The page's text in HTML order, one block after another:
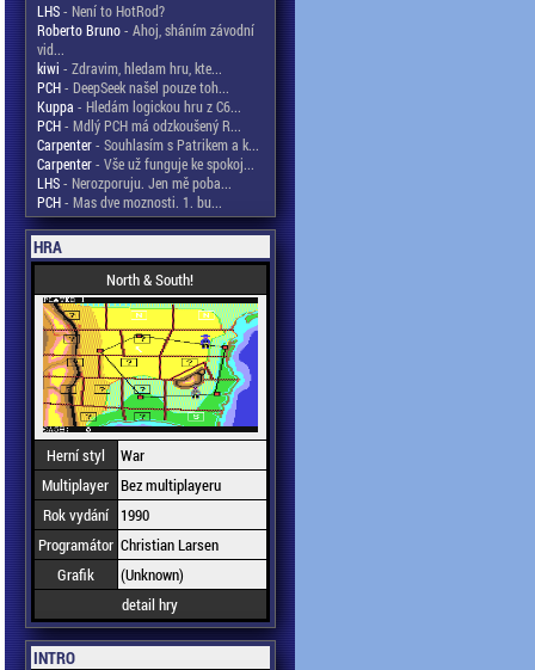
LHS- Není to HotRod?
Roberto Bruno- Ahoj, sháním závodní
vid...
kiwi - Zdravim, hledam hru, kte...
PCH- DeepSeek našel pouze toh...
Kuppa - Hledám logickou hru z C6...
PCH- Mdlý PCH má odzkoušený R...
Carpenter- Souhlasím s Patrikem a k...
Carpenter- Vše už funguje ke spokoj...
LHS- Nerozporuju. Jen mě poba...
PCH- Mas dve moznosti. 1. bu...
HRA
North & South!
Herní styl
War
Multiplayer Bez multiplayeru
Rok vydání
1990
Programátor Christian Larsen
Grafik
(Unknown)
detail hry
INTRO